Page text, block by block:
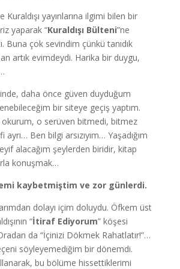
Kuraldışı yayınlarına ilgimi bilen bir
yaparak “Kuraldışı Bülteni”ne
Buna çok sevindim çünkü tanıdık
artık evimdeydi. Harika bir duygu,
daha önce güven duyduğum
bir siteye geçiş yaptım.
okurum, o serüven bitmedi, bitmez
ayrı… Ben bilgi arsızıyım… Yaşadığım
alacağım şeylerden biridir, kitap
konuşmak…
kaybetmiştim ve zor günlerdi.
dolayı içim doluydu. Öfkem üst
“İtiraf Ediyorum” köşesi
da “İçinizi Dökmek Rahatlatır!”…
söyleyemediğim bir dönemdi.
bu bölüme hissettiklerimi